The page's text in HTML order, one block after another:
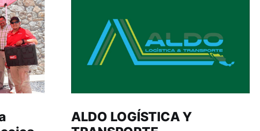
ALDO LOGÍSTICA Y